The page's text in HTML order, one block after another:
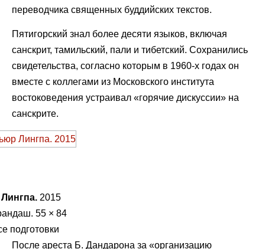
переводчика священных буддийских текстов.
Пятигорский знал более десяти языков, включая
санскрит, тамильский, пали и тибетский. Сохранились
свидетельства, согласно которым в 1960-х годах он
вместе с коллегами из Московского института
востоковедения устраивал «горячие дискуссии» на
санскрите.
2015
55 × 84
подготовки
После ареста Б. Дандарона за «организацию